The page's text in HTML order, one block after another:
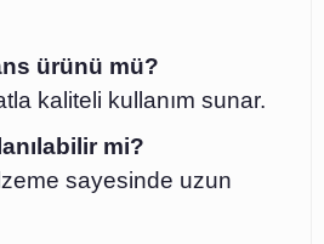
ürünü mü?
kaliteli kullanım sunar.
mi?
sayesinde uzun